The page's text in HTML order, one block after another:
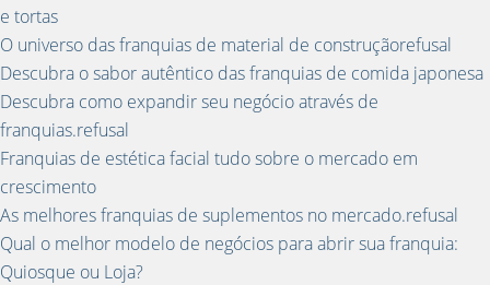
e tortas
O universo das franquias de material de construçãorefusal
Descubra o sabor autêntico das franquias de comida japonesa
Descubra como expandir seu negócio através de
franquias.refusal
Franquias de estética facial tudo sobre o mercado em
crescimento
As melhores franquias de suplementos no mercado.refusal
Qual o melhor modelo de negócios para abrir sua franquia:
Quiosque ou Loja?